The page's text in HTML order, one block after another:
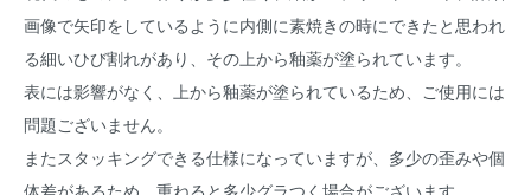
画像で矢印をしているように内側に素焼きの時にできたと思われ
る細いひび割れがあり、その上から釉薬が塗られています。
表には影響がなく、上から釉薬が塗られているため、ご使用には
問題ございません。
またスタッキングできる仕様になっていますが、多少の歪みや個
体差があるため、重ねると多少グラつく場合がございます。